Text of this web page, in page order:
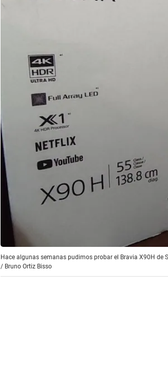
Hace algunas semanas pudimos probar el Bravia X90H de
/ Bruno Ortiz Bisso